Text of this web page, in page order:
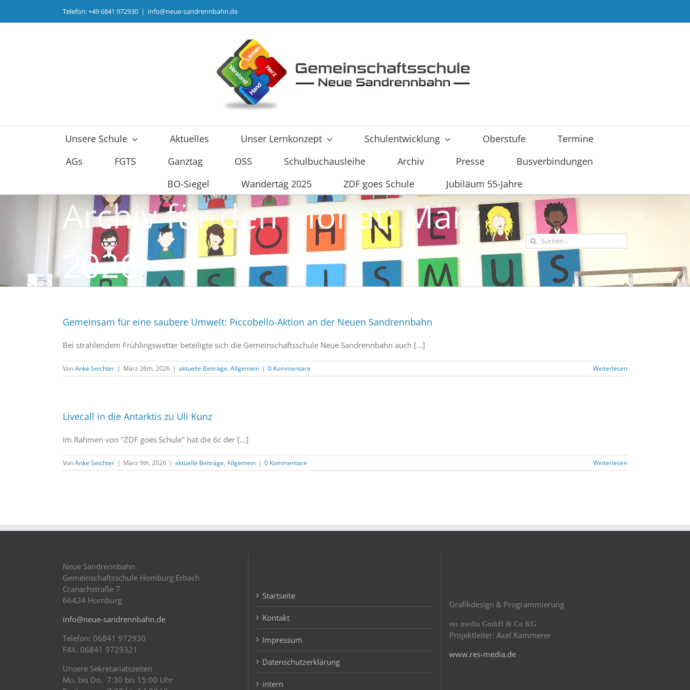
Telefon: +49 6841 972930 | info@neue-sandrennbahn.de
Unsere Schule Aktuelles Unser Lernkonzept Schulentwicklung Oberstufe
Termine
AGs
FGTS Ganztag OSS Schulbuchausleihe Archiv Presse
Busverbindungen
BO-Siegel
Wandertag 2025 ZDF goes Schule Jubiläum 55-Jahre
Archiv für den Monat:März
2026
Suche
nach:
Gemeinsam für eine saubere Umwelt: Piccobello-Aktion an der Neuen Sandrennbahn
Bei strahlendem Frühlingswetter beteiligte sich die Gemeinschaftsschule Neue Sandrennbahn auch [...]
VonAnke Seichter | März 26th, 2026 | aktuelle Beiträge, Allgemein | 0 Kommentare Weiterlesen
Livecall in die Antarktis zu Uli Kunz
Im Rahmen von "ZDF goes Schule" hat die 6c der [...]
VonAnke Seichter | März 9th, 2026 | aktuelle Beiträge, Allgemein | 0 Kommentare Weiterlesen
Neue Sandrennbahn
Gemeinschaftsschule Homburg Erbach
Cranachstraße 7
66424 Homburg
info@neue-sandrennbahn.de
Telefon: 06841 972930
FAX: 06841 9729321
Unsere Sekretariatszeiten
Mo. bis Do. 7:30 bis 15:00 Uhr
Startseite
Kontakt
Impressum
Datenschutzerklärung
intern
Grafikdesign & Programmierung
res media GmbH & Co KG
Projektleiter: Axel Kammerer
www.res-media.de